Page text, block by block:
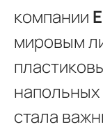
компании
мировым
стала